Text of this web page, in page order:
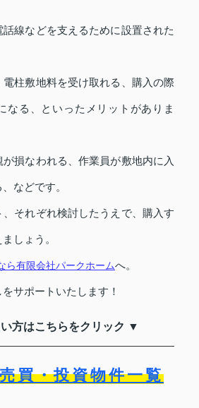
線などを支えるために設置された
柱敷地料を受け取れる、購入の際
なる、といったメリットがありま
損なわれる、作業員が敷地内に入
などです。
、それぞれ検討したうえで、購入す
しょう。
ら有限会社パークホームへ。
サポートいたします！
方はこちらをクリック ▼
買・投資物件一覧